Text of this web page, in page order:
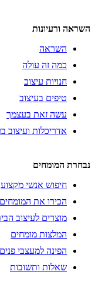
השראה ורעיונות
השראה
כמה זה עולה
חנויות עיצוב
טיפים בעיצוב
עשה זאת בעצמך
אדריכלות ועיצוב
נבחרת המומחים
חיפוש אנשי מקצוע
הכירו את המומחים
מוצרים לעיצוב
המלצות מומחים
הפינה למעצבי
שאלות ותשובות